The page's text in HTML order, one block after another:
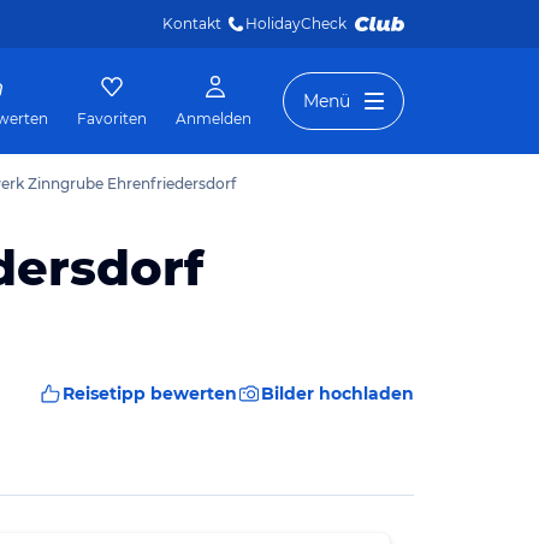
Kontakt HolidayCheck
Favoriten Anmelden
Menü
Zinngrube Ehrenfriedersdorf
Reisetipp bewerten Bilder hochladen